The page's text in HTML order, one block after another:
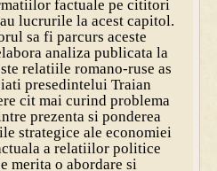
factuale pe cititori
lucrurile la acest capitol.
sa fi parcurs aceste
analiza publicata la
relatiile romano-ruse as
presedintelui Traian
cit mai curind problema
prezenta si ponderea
strategice ale economiei
a relatiilor politice
merita o abordare si